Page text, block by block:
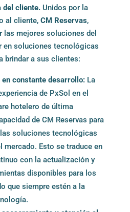
del cliente.Unidos por la
al cliente, CM Reservas,
las mejores soluciones del
en soluciones tecnológicas
brindar a sus clientes:
constante desarrollo:La
de PxSol en el
hotelero de última
de CM Reservas para
soluciones tecnológicas
mercado. Esto se traduce en
con la actualización y
disponibles para los
que siempre estén a la